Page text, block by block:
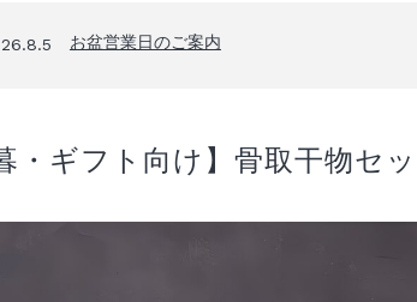
お盆営業日のご案内
・ギフト向け】骨取干物